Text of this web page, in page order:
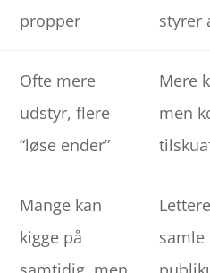
propper
styrer
Ofte mere
udstyr, flere
“løse ender”
Mere
men
Mange kan
kigge på
samle